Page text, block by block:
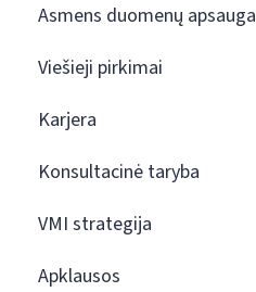
Asmens duomenų apsauga
Viešieji pirkimai
Karjera
Konsultacinė taryba
VMI strategija
Apklausos